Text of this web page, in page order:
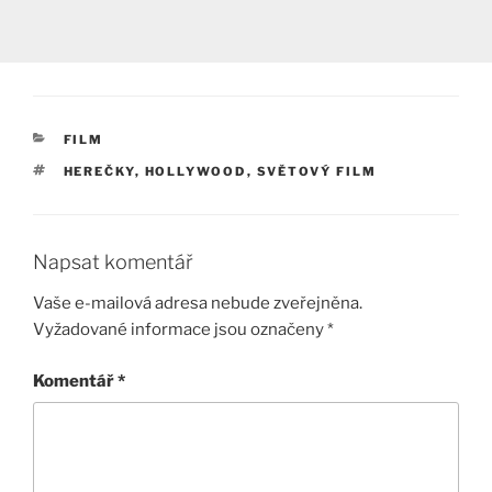
RUBRIKY
FILM
ŠTÍTKY
HEREČKY, HOLLYWOOD , SVĚTOVÝ FILM
Napsat komentář
Vaše e-mailová adresa nebude zveřejněna.
Vyžadované informace jsou označeny*
Komentář*